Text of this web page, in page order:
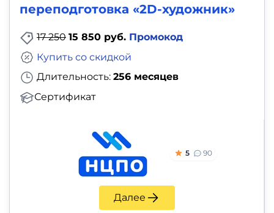
переподготовка «2D-художник»
17 250 15 850 руб. Промокод
Длительность: 256 месяцев
Сертификат
Купить со скидкой
5 90
Далее